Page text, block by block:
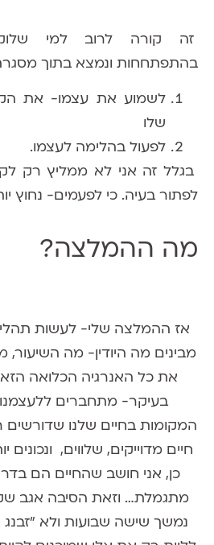
זה קורה לרוב למי
בהתפתחחות ונמצא בתוך
לשמוע את עצמו- את
שלו
לפעול בהלימה לעצמו.
בגלל זה אני לא ממליץ רק
לפתור בעיה. כי לפעמים- נחוץ
מה ההמלצה?
אז ההמלצה שלי-לעשות
מבינים מה היודין- מה
את כל האנרגיה הכלואה
בעיקר-מתחברים ללעצמנו
המקומות בחיים שלנו שדורשים
חיים מדוייקים, שלווים,
כן, אני חושב שהחיים הם
מתגמלת… וזאת הסיבה אגב
נמשך שישה שבועות ולא ״זבנג